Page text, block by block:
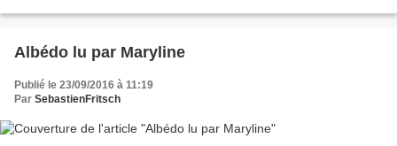
Albédo lu par Maryline
Publié le 23/09/2016 à 11:19
Par SebastienFritsch